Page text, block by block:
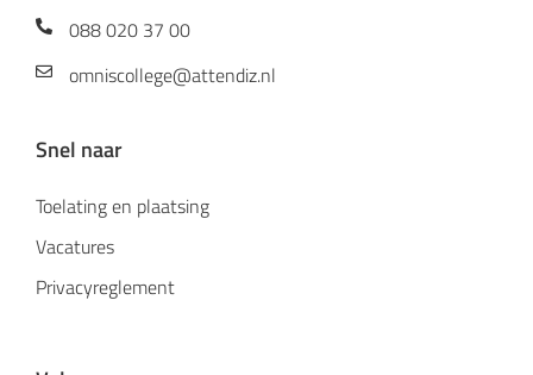
088 020 37 00
omniscollege@attendiz.nl
Snel naar
Toelating en plaatsing
Vacatures
Privacyreglement